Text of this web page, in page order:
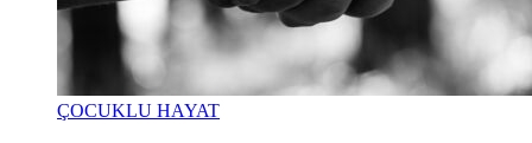
ÇOCUKLU HAYAT